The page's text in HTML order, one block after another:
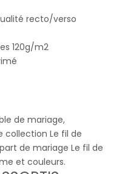
recto/verso
120g/m2
de mariage,
collection Le fil de
de mariage Le fil de
et couleurs.